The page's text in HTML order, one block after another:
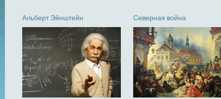
Альберт Эйнштейн Северная война